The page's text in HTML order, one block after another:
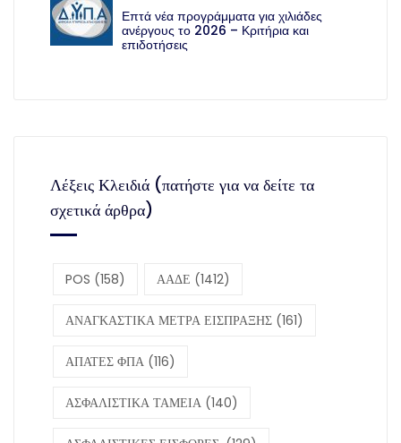
Επτά νέα προγράμματα για χιλιάδες
ανέργους το 2026 – Κριτήρια και
επιδοτήσεις
Λέξεις Κλειδιά (πατήστε για να δείτε τα
σχετικά άρθρα)
POS (158) ΑΑΔΕ (1412)
ΑΝΑΓΚΑΣΤΙΚΑ ΜΕΤΡΑ ΕΙΣΠΡΑΞΗΣ (161)
ΑΠΑΤΕΣ ΦΠΑ (116)
ΑΣΦΑΛΙΣΤΙΚΑ ΤΑΜΕΙΑ (140)